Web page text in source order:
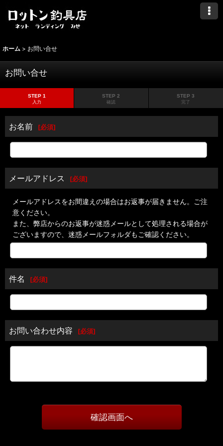
ホーム > お問い合せ
お問い合せ
STEP 1
入力
STEP 2
確認
STEP 3
完了
お名前 [必須]
メールアドレス [必須]
メールアドレスをお間違えの場合はお返事が届きません。ご注
意ください。
また、弊店からのお返事が迷惑メールとして処理される場合が
ございますので、迷惑メールフォルダもご確認ください。
件名 [必須]
お問い合わせ内容 [必須]
確認画面へ